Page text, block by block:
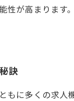
性が高まりま
訣
もに多くの求